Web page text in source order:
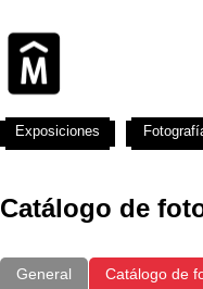
Catálogo de
General Catálogo de
Exposiciones